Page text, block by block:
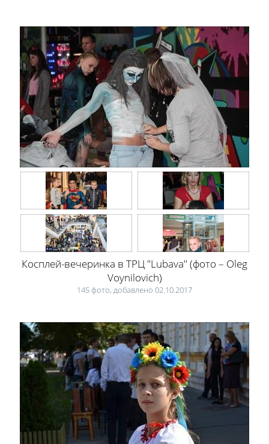
Косплей-вечеринка в ТРЦ "Lubava" (фото – Oleg
Voynilovich)
145 фото, добавлено 02.10.2017